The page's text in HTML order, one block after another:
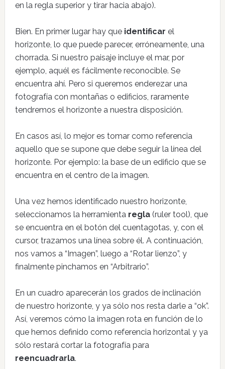
en la regla superior y tirar hacia abajo).
Bien. En primer lugar hay que identificar el
horizonte, lo que puede parecer, erróneamente, una
chorrada. Si nuestro paisaje incluye el mar, por
ejemplo, aquél es fácilmente reconocible. Se
encuentra ahí. Pero si queremos enderezar una
fotografía con montañas o edificios, raramente
tendremos el horizonte a nuestra disposición.
En casos así, lo mejor es tomar como referencia
aquello que se supone que debe seguir la línea del
horizonte. Por ejemplo: la base de un edificio que se
encuentra en el centro de la imagen.
Una vez hemos identificado nuestro horizonte,
seleccionamos la herramienta regla(ruler tool), que
se encuentra en el botón del cuentagotas, y, con el
cursor, trazamos una línea sobre él. A continuación,
nos vamos a “Imagen”, luego a “Rotar lienzo”, y
finalmente pinchamos en “Arbitrario”.
En un cuadro aparecerán los grados de inclinación
de nuestro horizonte, y ya sólo nos resta darle a “ok”.
Así, veremos cómo la imagen rota en función de lo
que hemos definido como referencia horizontal y ya
sólo restará cortar la fotografía para
reencuadrarla.